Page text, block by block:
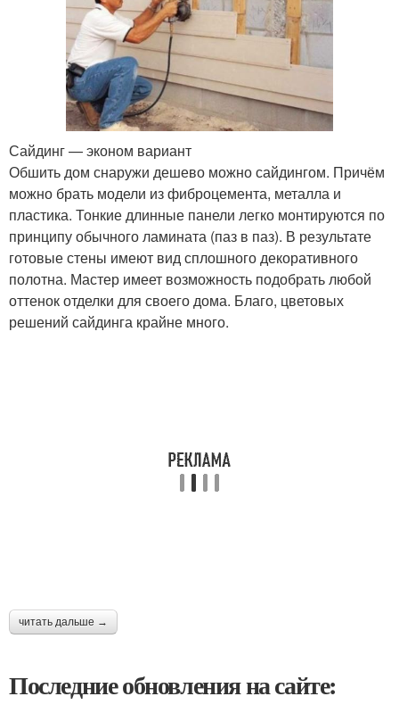
Сайдинг — эконом вариант
Обшить дом снаружи дешево можно сайдингом. Причём
можно брать модели из фиброцемента, металла и
пластика. Тонкие длинные панели легко монтируются по
принципу обычного ламината (паз в паз). В результате
готовые стены имеют вид сплошного декоративного
полотна. Мастер имеет возможность подобрать любой
оттенок отделки для своего дома. Благо, цветовых
решений сайдинга крайне много.
читать дальше →
Последние обновления на сайте: